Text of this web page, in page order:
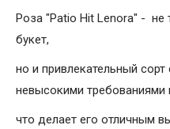
Роза "Patio Hit Lenora" - не
букет,
но и привлекательный
невысокими требованиями
что делает его отличным